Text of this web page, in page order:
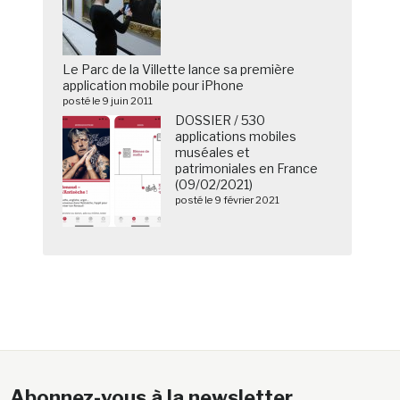
Le Parc de la Villette lance sa première
application mobile pour iPhone
posté le 9 juin 2011
DOSSIER / 530
applications mobiles
muséales et
patrimoniales en France
(09/02/2021)
posté le 9 février 2021